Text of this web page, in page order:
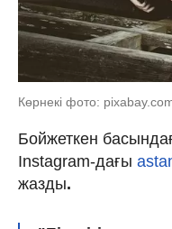
Көрнекі фото:
Бойжеткен
Instagram-дағы
жазды.